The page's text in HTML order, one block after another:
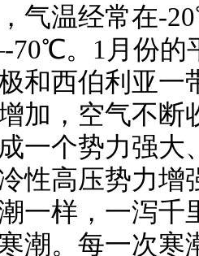
气温经常在-
。1月份的
和西伯利亚一
加，空气不
一个势力强大
性高压势力
一样，一泻千
潮。每一次寒